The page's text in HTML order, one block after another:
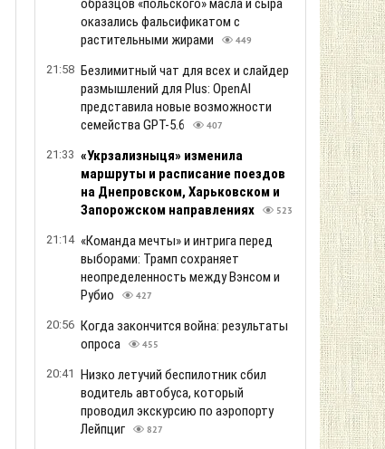
образцов «польского» масла и сыра
оказались фальсификатом с
растительными жирами
449
21:58 Безлимитный чат для всех и слайдер
размышлений для Plus: OpenAI
представила новые возможности
семейства GPT-5.6
407
21:33 «Укрзализныця» изменила
маршруты и расписание поездов
на Днепровском, Харьковском и
Запорожском направлениях
523
21:14 «Команда мечты» и интрига перед
выборами: Трамп сохраняет
неопределенность между Вэнсом и
Рубио
427
20:56 Когда закончится война: результаты
опроса
455
20:41 Низко летучий беспилотник сбил
водитель автобуса, который
проводил экскурсию по аэропорту
Лейпциг
827